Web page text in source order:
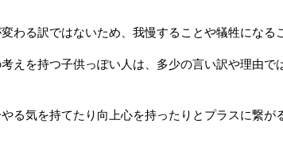
わる訳ではないため、我慢することや犠牲になる
えを持つ子供っぽい人は、多少の言い訳や理由
る気を持てたり向上心を持ったりとプラスに繋